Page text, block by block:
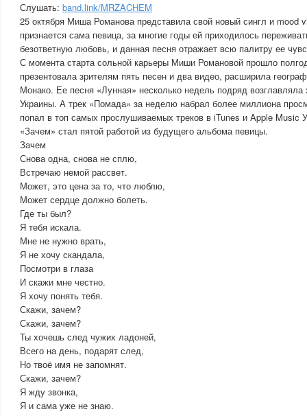
Слушать: band.link/MRZACHEM
25 октября Миша Романова представила свой новый сингл и mood
признается сама певица, за многие годы ей приходилось
безответную любовь, и данная песня отражает всю палитру ее
С момента старта сольной карьеры Миши Романовой прошло
презентовала зрителям пять песен и два видео, расширила
Монако. Ее песня «Лунная» несколько недель подряд возглавляла
Украины. А трек «Помада» за неделю набрал более миллиона
попал в топ самых прослушиваемых треков в iTunes и Apple Music
«Зачем» стал пятой работой из будущего альбома певицы.
Зачем
Снова одна, снова не сплю,
Встречаю немой рассвет.
Может, это цена за то, что люблю,
Может сердце должно болеть.
Где ты был?
Я тебя искала.
Мне не нужно врать,
Я не хочу скандала,
Посмотри в глаза
И скажи мне честно.
Я хочу понять тебя.
Скажи, зачем?
Скажи, зачем?
Ты хочешь след чужих ладоней,
Всего на день, подарят след,
Но твоё имя не запомнят.
Скажи, зачем?
Я жду звонка,
Я и сама уже не знаю.